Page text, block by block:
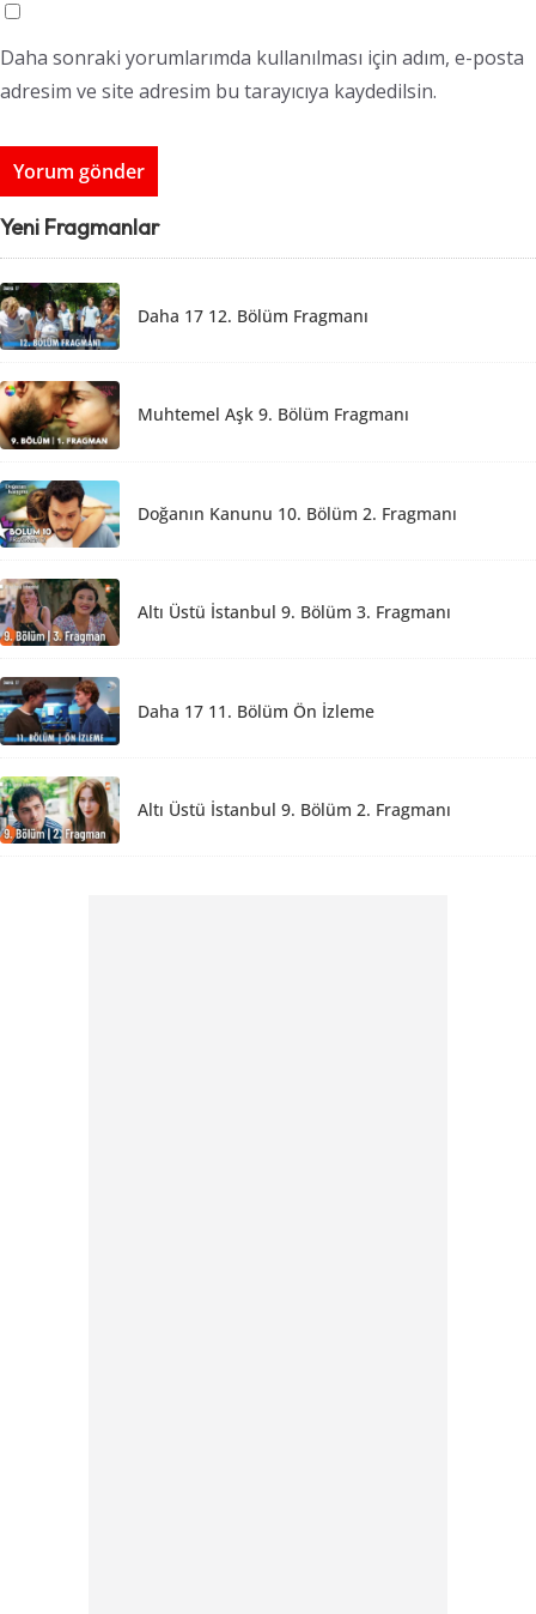
Daha sonraki yorumlarımda kullanılması için adım, e-posta
adresim ve site adresim bu tarayıcıya kaydedilsin.
Yeni Fragmanlar
Daha 17 12. Bölüm Fragmanı
Muhtemel Aşk 9. Bölüm Fragmanı
Doğanın Kanunu 10. Bölüm 2. Fragmanı
Altı Üstü İstanbul 9. Bölüm 3. Fragmanı
Daha 17 11. Bölüm Ön İzleme
Altı Üstü İstanbul 9. Bölüm 2. Fragmanı